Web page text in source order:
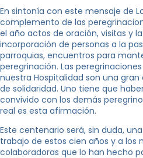
En sintonía con este mensaje de
complemento de las
el año actos de oración, visitas y
incorporación de personas a la
parroquias, encuentros para
peregrinación. Las
nuestra Hospitalidad son una
de solidaridad. Uno tiene que
convivido con los demás
real es esta afirmación.
Este centenario será, sin duda,
trabajo de estos cien años y a los
colaboradoras que lo han hecho